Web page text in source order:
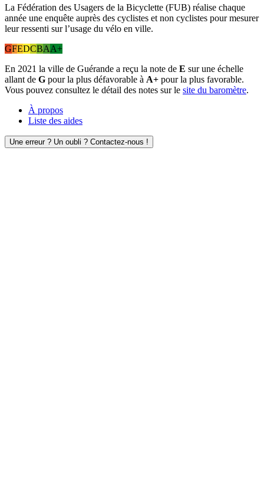
La Fédération des Usagers de la Bicyclette (FUB) réalise chaque
année une enquête auprès des cyclistes et non cyclistes pour mesurer
leur ressenti sur l’usage du vélo en ville.
GFEDCBAA+
En 2021 la ville de Guérande a reçu la note de E sur une échelle
allant de G pour la plus défavorable à A+ pour la plus favorable.
Vous pouvez consultez le détail des notes sur le site du baromètre.
À propos
Liste des aides
Une erreur ? Un oubli ? Contactez-nous !